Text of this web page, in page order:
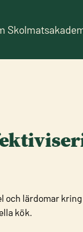
och lärdomar
kök.